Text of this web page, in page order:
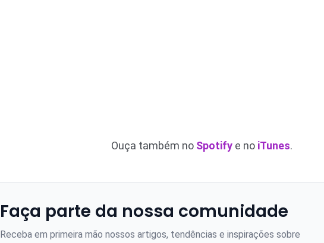
Ouça também no Spotifye no iTunes.
Faça parte da nossa comunidade
Receba em primeira mão nossos artigos, tendências e inspirações sobre